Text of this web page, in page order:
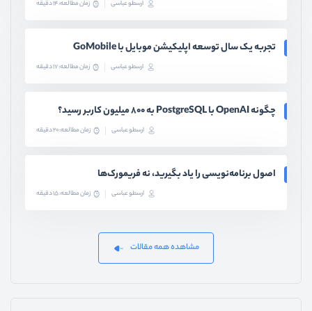
ارسطو عباسی زمان مطالعه: 14 دقیقه
تجربه یک سال توسعه اپلیکیشن موبایل با GoMobile
ارسطو عباسی زمان مطالعه: 17 دقیقه
چگونه OpenAI با PostgreSQL به ۸۰۰ میلیون کاربر رسید؟
ارسطو عباسی زمان مطالعه: 20 دقیقه
اصول برنامه‌نویسی را یاد بگیرید، نه فریمورک‌ها
ارسطو عباسی زمان مطالعه: 15 دقیقه
مشاهده همه مقالات